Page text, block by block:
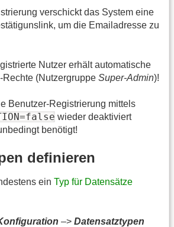
verschickt das System eine
um die Emailadresse zu
Nutzer erhält automatische
Rechte (Nutzergruppe Super-Admin)!
Benutzer-Registrierung mittels
wieder deaktiviert
benötigt!
definieren
ein Typ für Datensätze
–> Datensatztypen